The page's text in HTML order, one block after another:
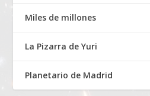
Miles de millones
La Pizarra de Yuri
Planetario de Madrid